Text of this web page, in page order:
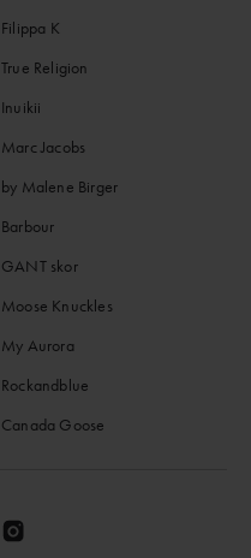
Filippa K
True Religion
Inuikii
Marc Jacobs
by Malene Birger
Barbour
GANT skor
Moose Knuckles
My Aurora
Rockandblue
Canada Goose